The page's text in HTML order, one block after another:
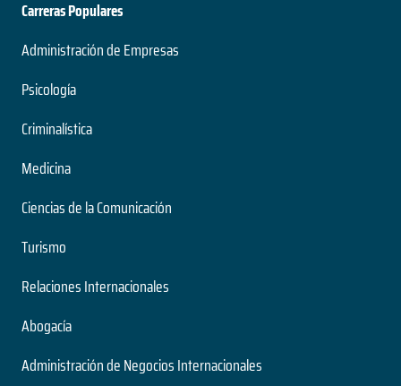
Carreras Populares
Administración de Empresas
Psicología
Criminalística
Medicina
Ciencias de la Comunicación
Turismo
Relaciones Internacionales
Abogacía
Administración de Negocios Internacionales